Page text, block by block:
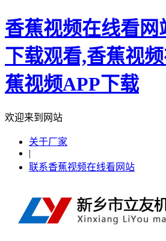
香蕉视频在线看网
下载观看,香蕉视
蕉视频APP下载
欢迎来到网站
关于厂家
|
联系香蕉视频在线看网站